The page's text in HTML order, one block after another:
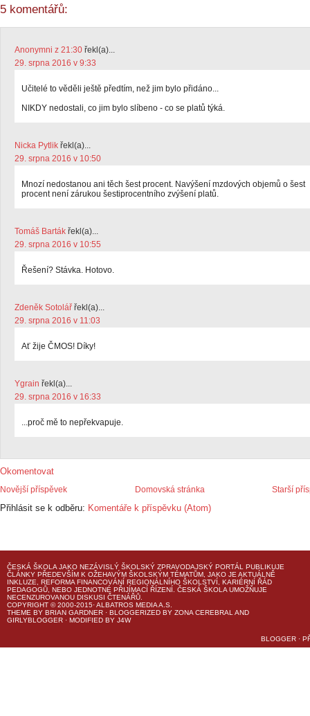
5 komentářů:
Anonymni z 21:30 řekl(a)...
29. srpna 2016 v 9:33
Učitelé to věděli ještě předtím, než jim bylo přidáno...
NIKDY nedostali, co jim bylo slíbeno - co se platů týká.
Nicka Pytlik řekl(a)...
29. srpna 2016 v 10:50
Mnozí nedostanou ani těch šest procent. Navýšení mzdových objemů o šest
procent není zárukou šestiprocentního zvýšení platů.
Tomáš Barták řekl(a)...
29. srpna 2016 v 10:55
Řešení? Stávka. Hotovo.
Zdeněk Sotolář řekl(a)...
29. srpna 2016 v 11:03
Ať žije ČMOS! Díky!
Ygrain řekl(a)...
29. srpna 2016 v 16:33
...proč mě to nepřekvapuje.
Okomentovat
Novější příspěvek Starší
Domovská stránka
Přihlásit se k odběru: Komentáře k příspěvku (Atom)
ČESKÁ ŠKOLA JAKO NEZÁVISLÝ ŠKOLSKÝ ZPRAVODAJSKÝ PORTÁL PUBLIKUJE
ČLÁNKY PŘEDEVŠÍM K OŽEHAVÝM ŠKOLSKÝM TÉMATŮM, JAKO JE AKTUÁLNĚ
INKLUZE, REFORMA FINANCOVÁNÍ REGIONÁLNÍHO ŠKOLSTVÍ, KARIÉRNÍ ŘÁD
PEDAGOGŮ, NEBO JEDNOTNÉ PŘIJÍMACÍ ŘÍZENÍ. ČESKÁ ŠKOLA UMOŽŇUJE
NECENZUROVANOU DISKUSI ČTENÁŘŮ.
COPYRIGHT © 2000-2015· ALBATROS MEDIA A.S.
THEME BY BRIAN GARDNER · BLOGGERIZED BY ZONA CEREBRAL AND
GIRLYBLOGGER · MODIFIED BY J4W
BLOGGER ·